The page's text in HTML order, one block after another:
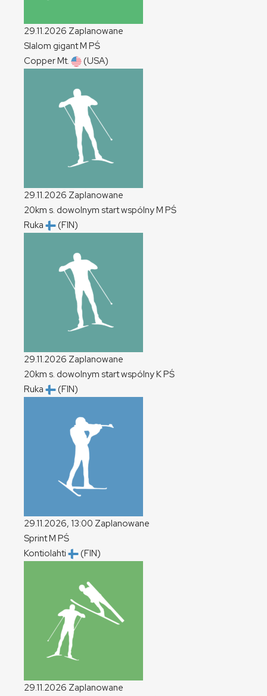
29.11.2026 Zaplanowane
Slalom gigantM PŚ
Copper Mt.
(USA)
29.11.2026 Zaplanowane
20km s. dowolnym start wspólnyM PŚ
Ruka
(FIN)
29.11.2026 Zaplanowane
20km s. dowolnym start wspólnyKPŚ
Ruka
(FIN)
29.11.2026, 13:00 Zaplanowane
SprintM PŚ
Kontiolahti
(FIN)
29.11.2026 Zaplanowane